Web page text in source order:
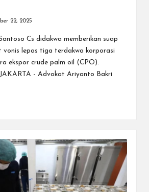
22, 2025
Cs didakwa memberikan suap
vonis lepas tiga terdakwa korporasi
ekspor crude palm oil (CPO).
- Advokat Ariyanto Bakri